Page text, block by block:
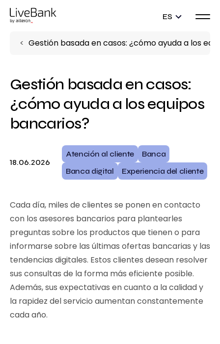
ES
Gestión basada en casos: ¿cómo ayuda a los
Gestión basada en casos:
¿cómo ayuda a los equipos
bancarios?
18.06.2026
Atención al cliente
Banca
Banca digital
Experiencia del cliente
Cada día, miles de clientes se ponen en contacto
con los asesores bancarios para plantearles
preguntas sobre los productos que tienen o para
informarse sobre las últimas ofertas bancarias y las
tendencias digitales. Estos clientes desean resolver
sus consultas de la forma más eficiente posible.
Además, sus expectativas en cuanto a la calidad y
la rapidez del servicio aumentan constantemente
cada año.